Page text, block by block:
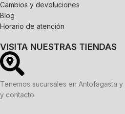
Cambios y devoluciones
Blog
Horario de atención
VISITA NUESTRAS TIENDAS
Tenemos sucursales en Antofagasta
y contacto.